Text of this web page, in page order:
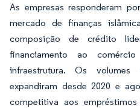
As empresas responderam
mercado de finanças
composição de crédito
financiamento ao
infraestrutura. Os
expandiram desde 2020 e
competitiva aos